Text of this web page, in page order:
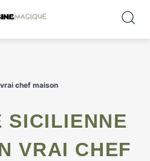
chef maison
VRAI CHEF